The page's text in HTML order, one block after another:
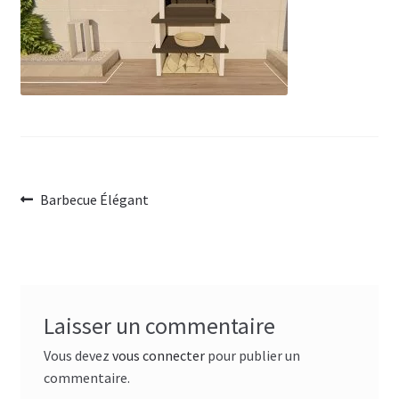
Navigation
Article
Barbecue Élégant
Laisser un commentaire
Vous devez vous connecterpour publier un
commentaire.